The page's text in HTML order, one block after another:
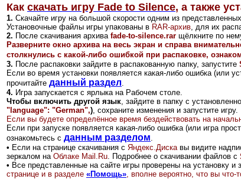
Как скачать игру Fade to Silence, а также
1. Скачайте игру на большой скорости одним из
Установочные файлы игры упакованы в RAR-архив , для их
2. После скачивания архива fade-to-silence.rar щёлкните по
Разверните окно архива на весь экран и справа
столкнулись с какой-либо ошибкой при распаковке,
3. После распаковки зайдите в распакованную папку, запустите
Если во время установки появляется какая-либо ошибка (или
прочитайте данный раздел
4. Игра запускается с ярлыка на Рабочем столе.
Чтобы включить другой язык , зайдите в папку с
"language": "German",) , сохраните изменения и запустите игру.
Если вы будете определённое время бездействовать на
Если при запуске появляется какая-либо ошибка (или игра
ознакомьтесь с данным разделом
• Если на странице скачивания с Яндекс.Диска вы видите
зеркалом на Облаке Mail.Ru Подробнее о скачивании файлов с
• Все представленные на сайте игры проверены на установку и
странице и в разделе «Помощь» , вполне вероятно, что вы